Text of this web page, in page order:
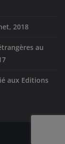
2018
au
aux Editions